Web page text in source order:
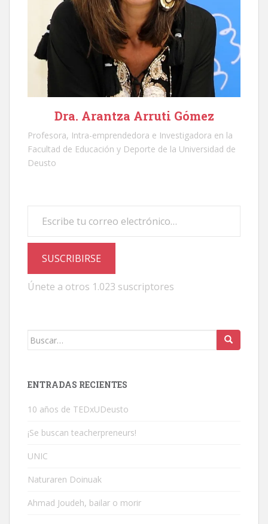
Dra. Arantza Arruti Gómez
Profesora, Intra-emprendedora e Investigadora en la
Facultad de Educación y Deporte de la Universidad de
Deusto
SUSCRIBIRSE
Únete a otros 1.023 suscriptores
Buscar:
ENTRADAS RECIENTES
10 años de TEDxUDeusto
¡Se buscan teacherpreneurs!
UNIC
Naturaren Doinuak
Ahmad Joudeh, bailar o morir